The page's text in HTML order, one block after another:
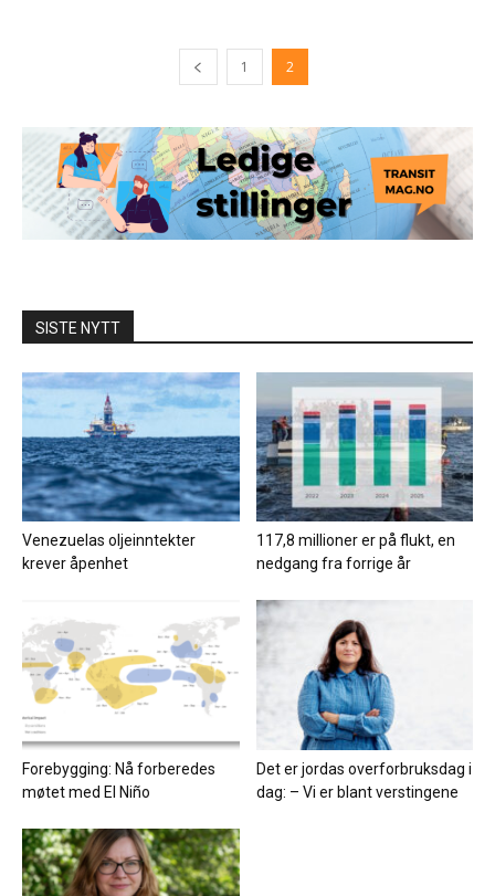
1 2
SISTE NYTT
Venezuelas oljeinntekter
krever åpenhet
117,8 millioner er på flukt, en
nedgang fra forrige år
Forebygging: Nå forberedes
møtet med El Niño
Det er jordas overforbruksdag i
dag: – Vi er blant verstingene